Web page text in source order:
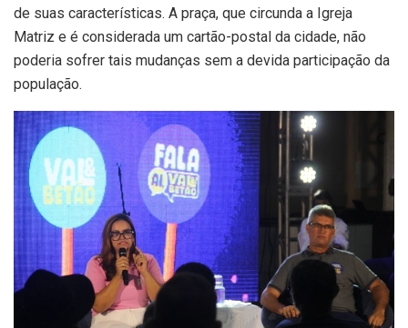
de suas características. A praça, que circunda a Igreja
Matriz e é considerada um cartão-postal da cidade, não
poderia sofrer tais mudanças sem a devida participação da
população.